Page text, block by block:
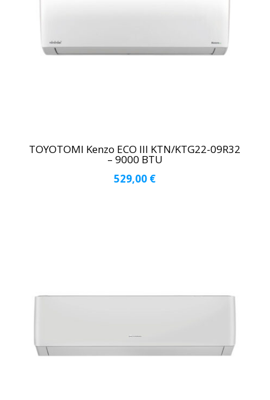
TOYOTOMI Kenzo ECO III KTN/KTG22-09R32
– 9000 BTU
529,00 €